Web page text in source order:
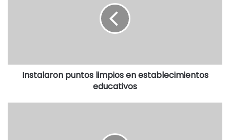
Instalaron puntos limpios en establecimientos
educativos